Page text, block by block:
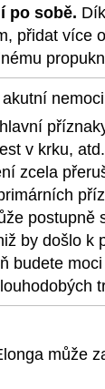
po sobě.
přidat více
nemoci
v krku,
zcela
postupně
by došlo k
budete
může